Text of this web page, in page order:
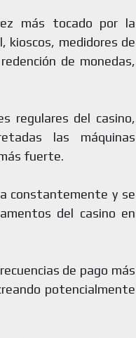
más tocado por la
medidores de
de monedas,
regulares del casino,
las máquinas
fuerte.
constantemente y se
del casino en
de pago más
potencialmente